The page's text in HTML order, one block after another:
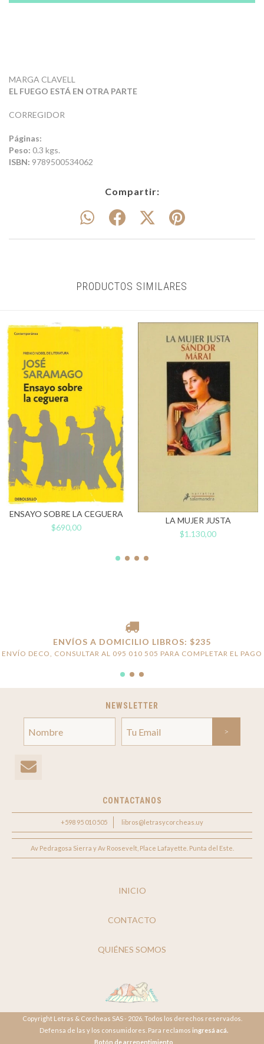
MARGA CLAVELL
EL FUEGO ESTÁ EN OTRA PARTE
CORREGIDOR
Páginas:
Peso: 0.3 kgs.
ISBN: 9789500534062
Compartir:
PRODUCTOS SIMILARES
ENSAYO SOBRE LA CEGUERA
$690,00
LA MUJER JUSTA
$1.130,00
ENVÍOS A DOMICILIO LIBROS: $235
ENVÍO DECO, CONSULTAR AL 095 010 505 PARA COMPLETAR EL PAGO
NEWSLETTER
CONTACTANOS
+598 95 010 505 libros@letrasycorcheas.uy
Av Pedragosa Sierra y Av Roosevelt, Place Lafayette. Punta del Este.
INICIO
CONTACTO
QUIÉNES SOMOS
Copyright Letras & Corcheas SAS - 2026. Todos los derechos reservados.
Defensa de las y los consumidores. Para reclamos ingresá acá.
Botón de arrepentimiento